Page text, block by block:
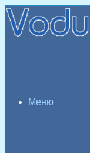
Меню